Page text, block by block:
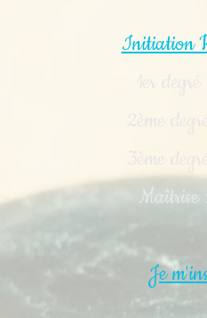
Initiation
Je